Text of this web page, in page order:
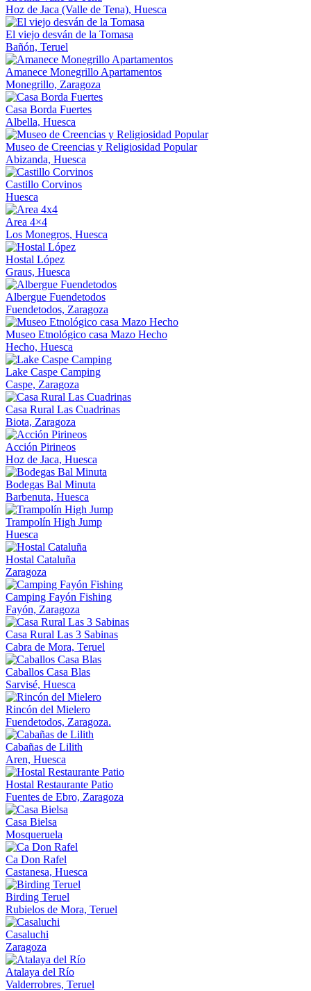
Hoz de Jaca (Valle de Tena), Huesca
El viejo desván de la Tomasa
Bañón, Teruel
Amanece Monegrillo Apartamentos
Monegrillo, Zaragoza
Casa Borda Fuertes
Albella, Huesca
Museo de Creencias y Religiosidad Popular
Abizanda, Huesca
Castillo Corvinos
Huesca
Area 4×4
Los Monegros, Huesca
Hostal López
Graus, Huesca
Albergue Fuendetodos
Fuendetodos, Zaragoza
Museo Etnológico casa Mazo Hecho
Hecho, Huesca
Lake Caspe Camping
Caspe, Zaragoza
Casa Rural Las Cuadrinas
Biota, Zaragoza
Acción Pirineos
Hoz de Jaca, Huesca
Bodegas Bal Minuta
Barbenuta, Huesca
Trampolín High Jump
Huesca
Hostal Cataluña
Zaragoza
Camping Fayón Fishing
Fayón, Zaragoza
Casa Rural Las 3 Sabinas
Cabra de Mora, Teruel
Caballos Casa Blas
Sarvisé, Huesca
Rincón del Mielero
Fuendetodos, Zaragoza.
Cabañas de Lilith
Aren, Huesca
Hostal Restaurante Patio
Fuentes de Ebro, Zaragoza
Casa Bielsa
Mosqueruela
Ca Don Rafel
Castanesa, Huesca
Birding Teruel
Rubielos de Mora, Teruel
Casaluchi
Zaragoza
Atalaya del Río
Valderrobres, Teruel